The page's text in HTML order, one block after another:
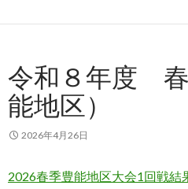
令和８年度
能地区）
2026年4月26日
2026春季豊能地区大会1回戦結